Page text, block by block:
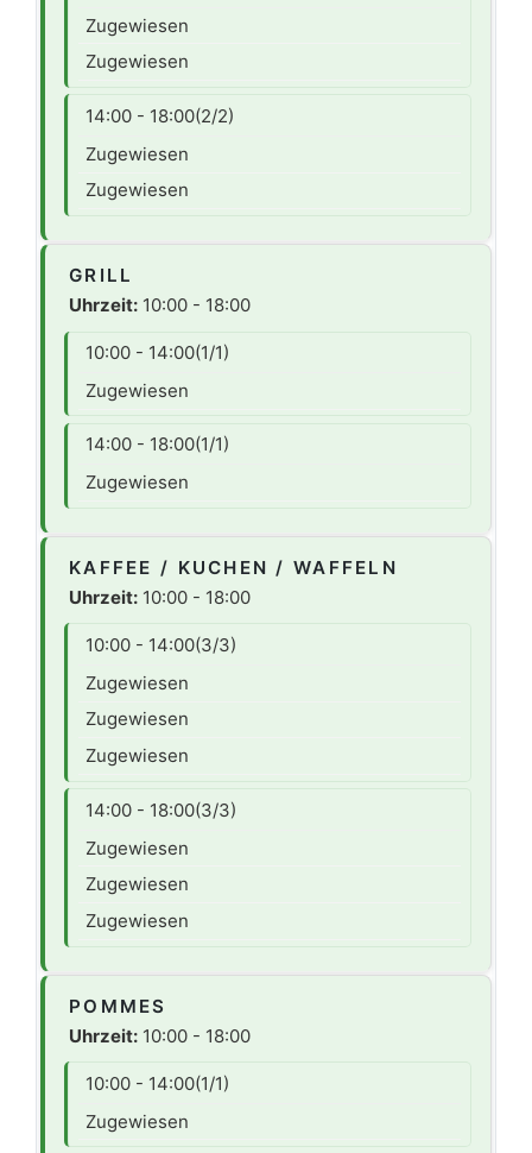
Zugewiesen
Zugewiesen
14:00 - 18:00(2/2)
Zugewiesen
Zugewiesen
GRILL
Uhrzeit: 10:00 - 18:00
10:00 - 14:00(1/1)
Zugewiesen
14:00 - 18:00(1/1)
Zugewiesen
KAFFEE / KUCHEN / WAFFELN
Uhrzeit: 10:00 - 18:00
10:00 - 14:00(3/3)
Zugewiesen
Zugewiesen
Zugewiesen
14:00 - 18:00(3/3)
Zugewiesen
Zugewiesen
Zugewiesen
POMMES
Uhrzeit: 10:00 - 18:00
10:00 - 14:00(1/1)
Zugewiesen